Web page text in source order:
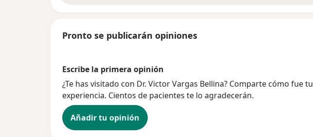
Pronto se publicarán opiniones
Escribe la primera opinión
¿Te has visitado con Dr. Victor Vargas Bellina? Comparte cómo fue tu
experiencia. Cientos de pacientes te lo agradecerán.
Añadir tu opinión